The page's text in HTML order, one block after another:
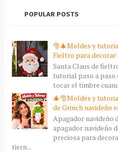
POPULAR POSTS
🎅🎄Moldes y
Fieltro para decorar
Santa Claus de
tutorial paso a paso
tocar el timbre
🎄🎅Moldes y
de Grinch navideño
Apagador navideño
apagador navideño
preciosa para
tiern...